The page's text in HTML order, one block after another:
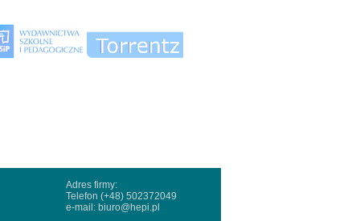
Adres firmy:
Telefon (+48) 502372049
e-mail: biuro@hepi.pl